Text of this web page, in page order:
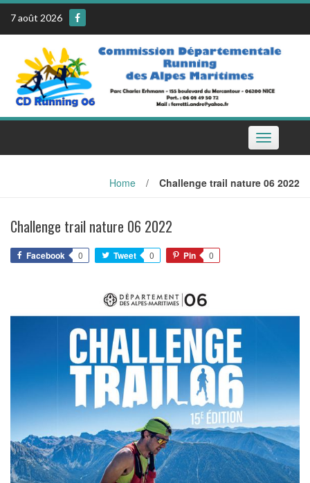
Skip
content
7 août 2026
Toggle
navigation
Home / Challenge trail nature 06 2022
Challenge trail nature 06 2022
Facebook 0 Tweet 0 Pin 0